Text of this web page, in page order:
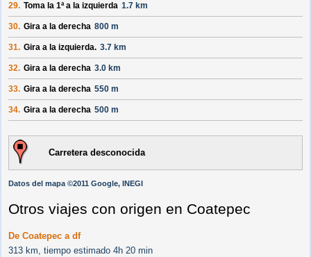
29. Toma la 1ª a la izquierda 1.7 km
30. Gira a la derecha 800 m
31. Gira a la izquierda. 3.7 km
32. Gira a la derecha 3.0 km
33. Gira a la derecha 550 m
34. Gira a la derecha 500 m
Carretera desconocida
Datos del mapa ©2011 Google, INEGI
Otros viajes con origen en Coatepec
De Coatepec a df
313 km, tiempo estimado 4h 20 min